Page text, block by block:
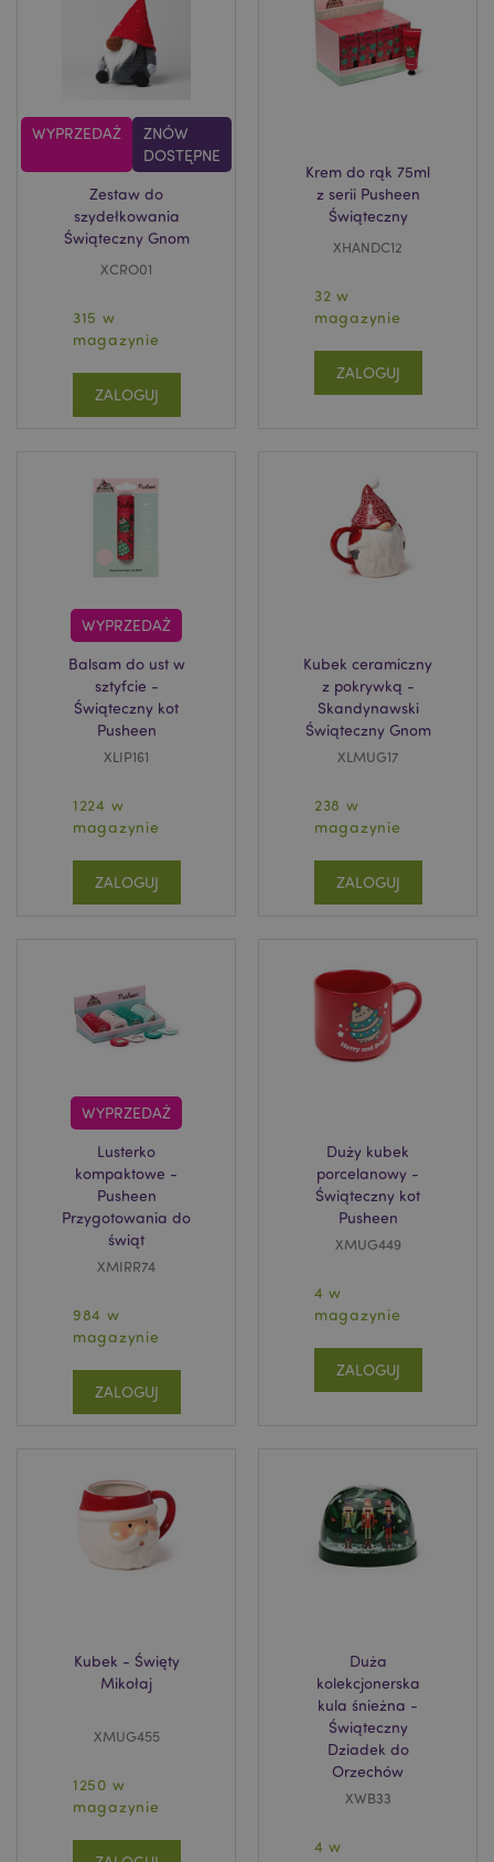
WYPRZEDAŻ
ZNÓW
DOSTĘPNE
Zestaw do
szydełkowania
Świąteczny Gnom
XCRO01
315 w
magazynie
ZALOGUJ
Krem do rąk 75ml
z serii Pusheen
Świąteczny
XHANDC12
32 w
magazynie
ZALOGUJ
WYPRZEDAŻ
Balsam do ust w
sztyfcie -
Świąteczny kot
Pusheen
XLIP161
1224 w
magazynie
ZALOGUJ
Kubek ceramiczny
z pokrywką -
Skandynawski
Świąteczny Gnom
XLMUG17
238 w
magazynie
ZALOGUJ
WYPRZEDAŻ
Lusterko
kompaktowe -
Pusheen
Przygotowania do
świąt
XMIRR74
984 w
magazynie
ZALOGUJ
Duży kubek
porcelanowy -
Świąteczny kot
Pusheen
XMUG449
4 w
magazynie
ZALOGUJ
Kubek - Święty
Mikołaj
XMUG455
1250 w
magazynie
Duża
kolekcjonerska
kula śnieżna -
Świąteczny
Dziadek do
Orzechów
XWB33
4 w
mage-cache-storage
Adobe Inc.
recently_viewed_product_previous
Adobe Inc.
recently_compared_product
Adobe Inc.
www.puckator.pl
recently_compared_product_previous
www.puckator.pl
www.puckator.pl
Adobe Inc.
X-Magento-Vary
Adobe Inc.